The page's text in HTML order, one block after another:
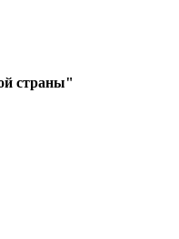
страны"